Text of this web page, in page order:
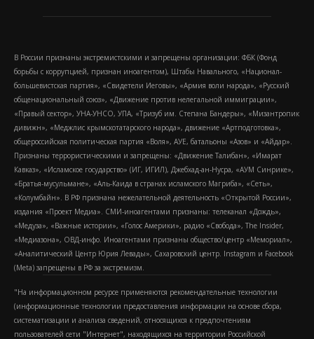
В России признаны экстремистскими и запрещены организации: ФБК (Фонд
борьбы с коррупцией, признан иноагентом), Штабы Навального, «Национал-
большевистская партия», «Свидетели Иеговы», «Армия воли народа», «Русский
общенациональный союз», «Движение против нелегальной иммиграции»,
«Правый сектор», УНА-УНСО, УПА, «Тризуб им. Степана Бандеры», «Мизантропик
дивижн», «Меджлис крымскотатарского народа», движение «Артподготовка»,
общероссийская политическая партия «Воля», АУЕ, батальоны «Азов» и «Айдар».
Признаны террористическими и запрещены: «Движение Талибан», «Имарат
Кавказ», «Исламское государство» (ИГ, ИГИЛ), Джебхад-ан-Нусра, «АУМ Синрике»,
«Братья-мусульмане», «Аль-Каида в странах исламского Магриба», «Сеть»,
«Колумбайн». В РФ признана нежелательной деятельность «Открытой России»,
издания «Проект Медиа». СМИ-иноагентами признаны: телеканал «Дождь»,
«Медуза», «Важные истории», «Голос Америки», радио «Свобода», The Insider,
«Медиазона», ОВД-инфо. Иноагентами признаны общество/центр «Мемориал»,
«Аналитический Центр Юрия Левады», Сахаровский центр. Instagram и Facebook
(Metа) запрещены в РФ за экстремизм.
"На информационном ресурсе применяются рекомендательные технологии
(информационные технологии предоставления информации на основе сбора,
систематизации и анализа сведений, относящихся к предпочтениям
пользователей сети "Интернет", находящихся на территории Российской